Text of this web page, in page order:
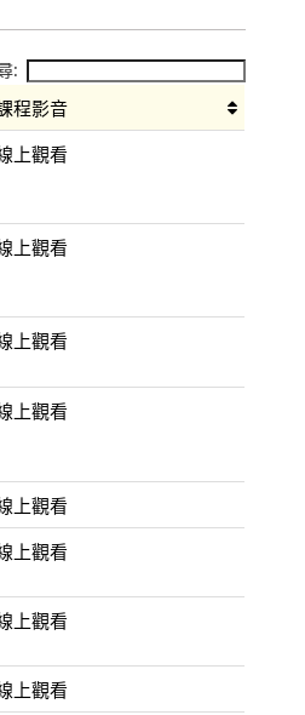
:
程影音
上觀看
上觀看
上觀看
上觀看
上觀看
上觀看
上觀看
上觀看